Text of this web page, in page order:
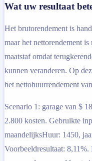
Wat uw resultaat
Het brutorendement is
maar het nettorendement
maatstaf omdat
kunnen veranderen. Op
het nettohuurrendement
Scenario 1: garage van $
2.800 kosten. Gebruikte
maandelijksHuur: 1450,
Voorbeeldresultaat: